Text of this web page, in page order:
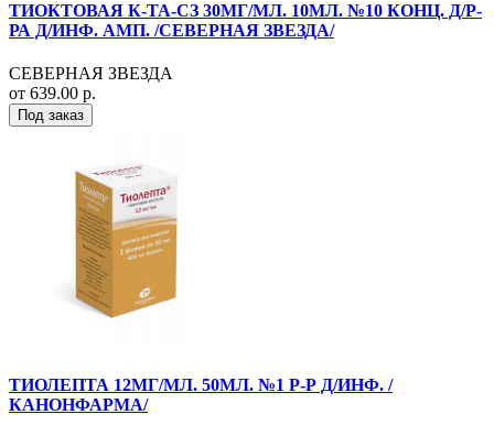
ТИОКТОВАЯ К-ТА-СЗ 30МГ/МЛ. 10МЛ. №10 КОНЦ. Д/Р-
РА Д/ИНФ. АМП. /СЕВЕРНАЯ ЗВЕЗДА/
СЕВЕРНАЯ ЗВЕЗДА
от 639.00 р.
Под заказ
ТИОЛЕПТА 12МГ/МЛ. 50МЛ. №1 Р-Р Д/ИНФ. /
КАНОНФАРМА/